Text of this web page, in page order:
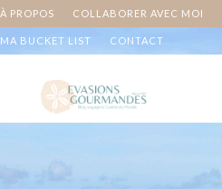
À PROPOS COLLABORER AVEC MOI
MA BUCKET LIST CONTACT